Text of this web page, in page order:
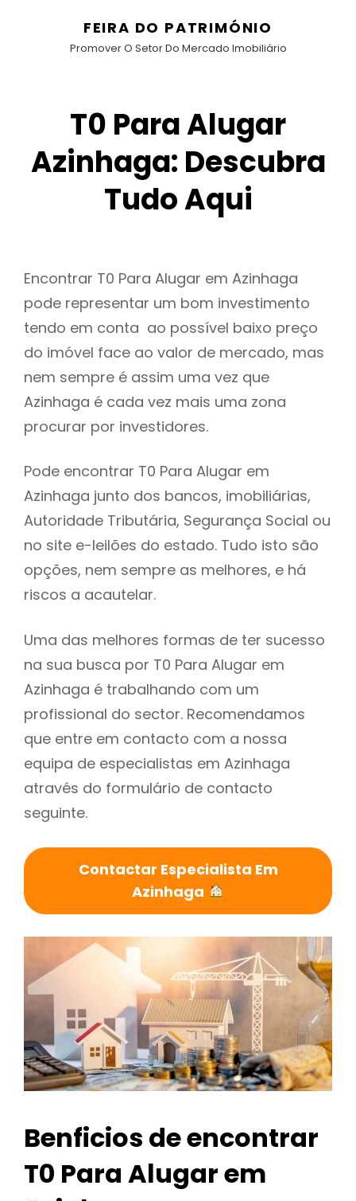
FEIRA DO PATRIMÓNIO
Promover O Setor Do Mercado Imobiliário
T0 Para Alugar
Azinhaga: Descubra
Tudo Aqui
Encontrar T0 Para Alugar em Azinhaga
pode representar um bom investimento
tendo em conta ao possível baixo preço
do imóvel face ao valor de mercado, mas
nem sempre é assim uma vez que
Azinhaga é cada vez mais uma zona
procurar por investidores.
Pode encontrar T0 Para Alugar em
Azinhaga junto dos bancos, imobiliárias,
Autoridade Tributária, Segurança Social ou
no site e-leilões do estado. Tudo isto são
opções, nem sempre as melhores, e há
riscos a acautelar.
Uma das melhores formas de ter sucesso
na sua busca por T0 Para Alugar em
Azinhaga é trabalhando com um
profissional do sector. Recomendamos
que entre em contacto com a nossa
equipa de especialistas em Azinhaga
através do formulário de contacto
seguinte.
Contactar Especialista Em
Azinhaga
Benficios de encontrar
T0 Para Alugar em